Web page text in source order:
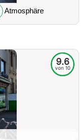
Atmosphäre
9.6
von 10